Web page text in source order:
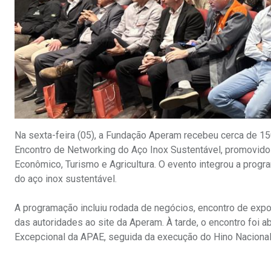
Na sexta-feira (05), a Fundação Aperam recebeu cerca de
Encontro de Networking do Aço Inox Sustentável,
Econômico, Turismo e Agricultura. O evento integrou a
do aço inox sustentável.
A programação incluiu rodada de negócios, encontro de
das autoridades ao site da Aperam. À tarde, o encontro foi
Excepcional da APAE, seguida da execução do Hino